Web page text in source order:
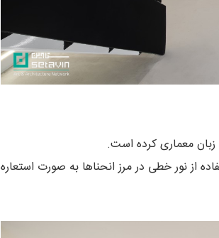
زبان معماری کرده است.
از نور خطی در مرز انحناها به صورت استعاره